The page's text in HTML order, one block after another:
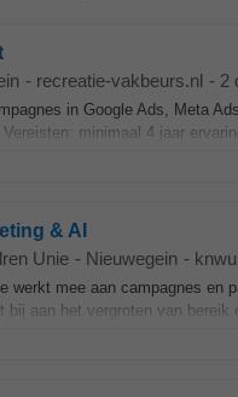
- recreatie-vakbeurs.nl - 2
in Google Ads, Meta
minimaal 4 jaar
& AI
Unie - Nieuwegein -
werkt mee aan campagnes en
aan het vergroten van bereik